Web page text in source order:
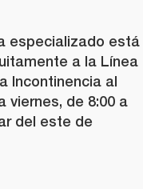
especializado está
a la Línea
Incontinencia al
viernes, de 8:00 a
del este de